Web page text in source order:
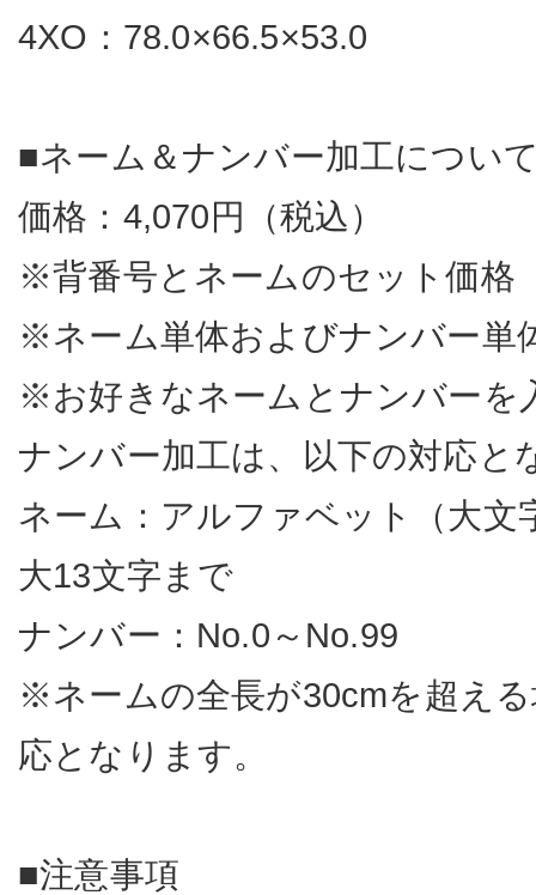
4XO：78.0×66.5×53.0
■ネーム＆ナンバー加工につい
価格：4,070円（税込）
※背番号とネームのセット価格
※ネーム単体およびナンバー単
※お好きなネームとナンバーを
ナンバー加工は、以下の対応と
ネーム：アルファベット（大文
大13文字まで
ナンバー：No.0～No.99
※ネームの全長が30cmを超え
応となります。
■注意事項